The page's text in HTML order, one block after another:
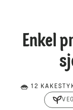
Enkel
12